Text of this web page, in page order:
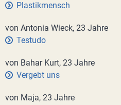
Plastikmensch
von Antonia Wieck, 23 Jahre
Testudo
von Bahar Kurt, 23 Jahre
Vergebt uns
von Maja, 23 Jahre